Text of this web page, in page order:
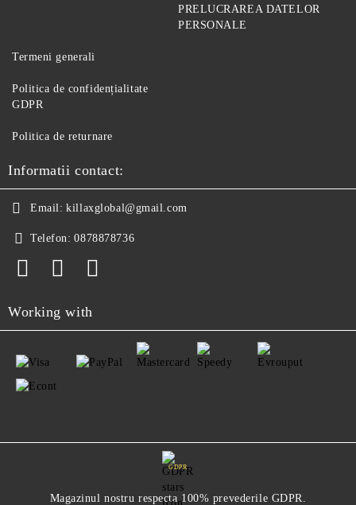
PRELUCRAREA DATELOR
PERSONALE
Termeni generali
Politica de confidențialitate
GDPR
Politica de returnare
Informatii contact:
Email: killaxglobal@gmail.com
Telefon: 0878878736
Working with
GDPR
Magazinul nostru respecta 100% prevederile GDPR.